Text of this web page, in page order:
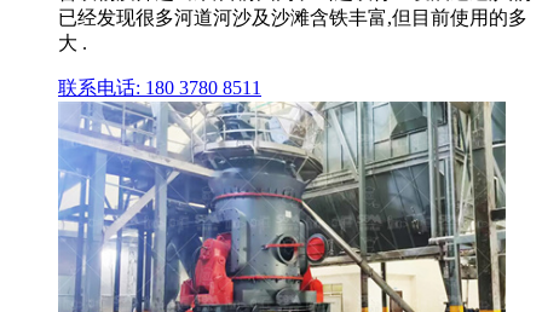
已经发现很多河道河沙及沙滩含铁丰富,但目前使用的多
大 .
联系电话: 180 3780 8511